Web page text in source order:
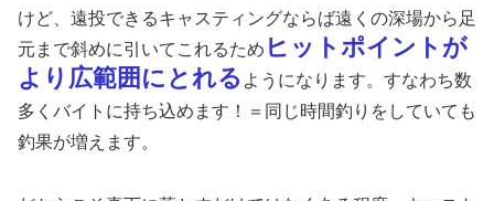
けど、遠投できるキャスティングならば遠くの深場から足
元まで斜めに引いてこれるため ヒットポイントが
より広範囲にとれる ようになります。すなわち数
多くバイトに持ち込めます！＝同じ時間釣りをしていても
釣果が増えます。